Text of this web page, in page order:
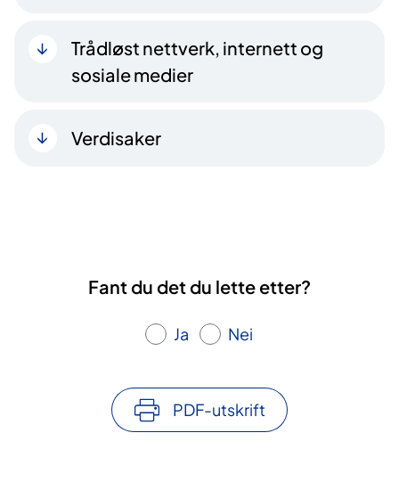
Trådløst nettverk, internett og
sosiale medier
Verdisaker
Fant du det du lette etter?
Ja Nei
PDF-utskrift